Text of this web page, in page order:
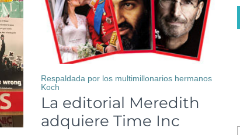
Respaldada por los multimillonarios hermanos
Koch
La editorial Meredith
adquiere Time Inc